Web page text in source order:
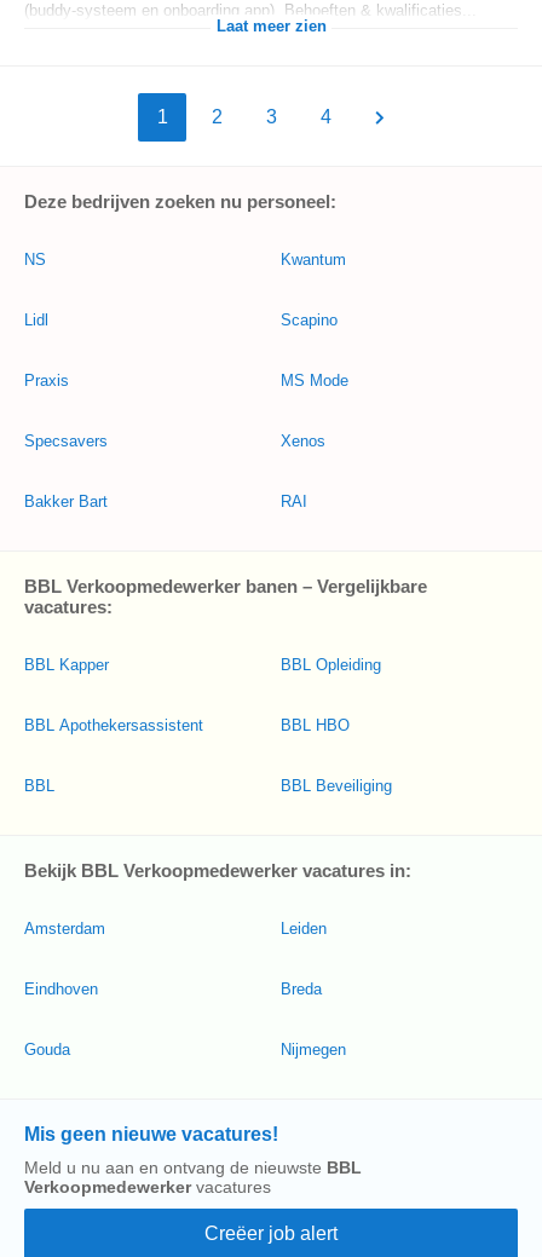
(buddy‑systeem en onboarding app). Behoeften & kwalificaties...
Laat meer zien
1 2 3 4
Deze bedrijven zoeken nu personeel:
NS
Lidl
Praxis
Specsavers
Bakker Bart
Kwantum
Scapino
MS Mode
Xenos
RAI
BBL Verkoopmedewerker banen – Vergelijkbare
vacatures:
BBL Kapper
BBL Apothekersassistent
BBL
BBL Opleiding
BBL HBO
BBL Beveiliging
Bekijk BBL Verkoopmedewerker vacatures in:
Amsterdam
Eindhoven
Gouda
Leiden
Breda
Nijmegen
Mis geen nieuwe vacatures!
Meld u nu aan en ontvang de nieuwste BBL
Verkoopmedewerkervacatures